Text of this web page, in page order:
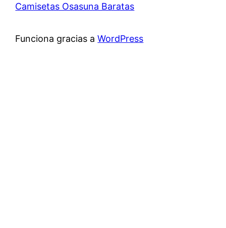
Camisetas Osasuna Baratas
Funciona gracias aWordPress